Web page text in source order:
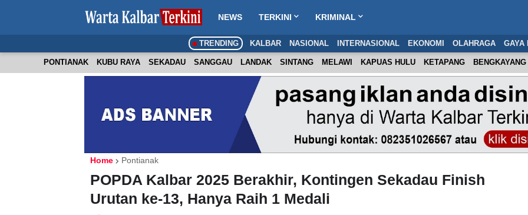
NEWS TERKINI KRIMINAL
TRENDING KALBAR NASIONAL INTERNASIONAL EKONOMI OLAHRAGA GAYA
PONTIANAK KUBU RAYA SEKADAU SANGGAU LANDAK SINTANG MELAWI KAPUAS HULU KETAPANG BENGKAYANG
Home Pontianak
POPDA Kalbar 2025 Berakhir, Kontingen Sekadau Finish
Urutan ke-13, Hanya Raih 1 Medali